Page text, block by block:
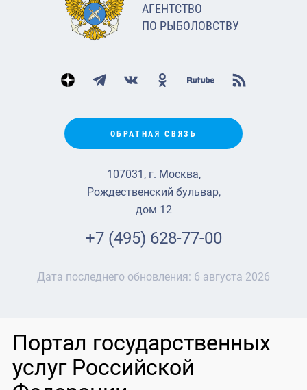
АГЕНТСТВО
ПО РЫБОЛОВСТВУ
ОБРАТНАЯ СВЯЗЬ
107031, г. Москва,
Рождественский бульвар,
дом 12
+7 (495) 628-77-00
Дата последнего обновления: 6 августа 2026
Портал государственных
услуг Российской